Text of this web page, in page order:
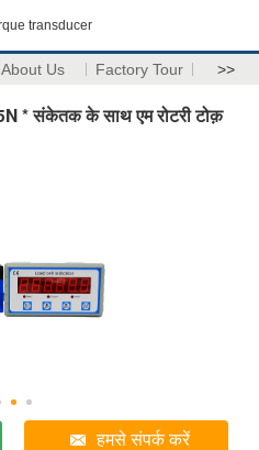
transducer
About Us Factory Tour >>
* संकेतक के साथ एम रोटरी टोक़
हमसे संपर्क करें